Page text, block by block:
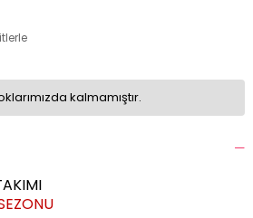
kalmamıştır.